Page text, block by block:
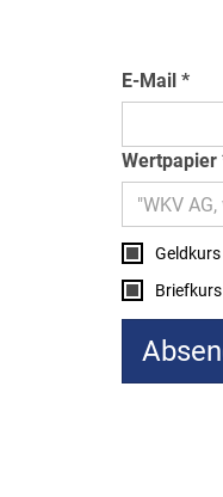
E-Mail
Wertpapier
Geldkurs
Briefkurs